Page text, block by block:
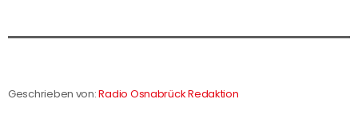
Geschrieben von:Radio Osnabrück Redaktion